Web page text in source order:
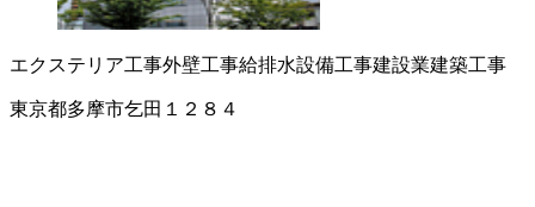
エクステリア工事外壁工事給排水設備工事建設業建築工事
東京都多摩市乞田１２８４